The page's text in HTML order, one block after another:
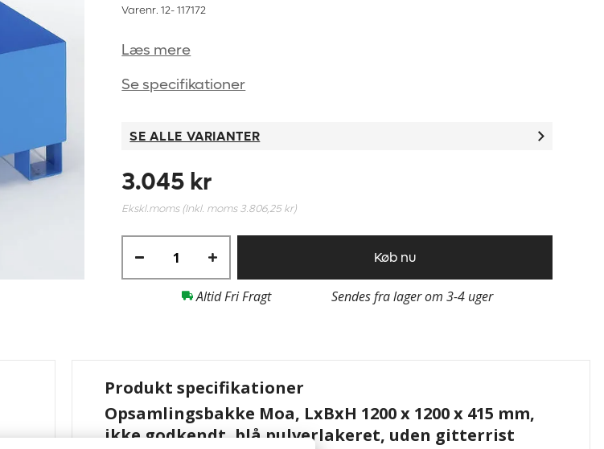
Varenr. 12-117172
Læs mere
Se specifikationer
SE ALLE VARIANTER
3.045 kr
Ekskl.moms (Inkl. moms3.806,25 kr)
Køb nu
Altid Fri Fragt Sendes fra lager om 3-4 uger
Produkt specifikationer
Opsamlingsbakke Moa, LxBxH 1200 x 1200 x 415 mm,
ikke godkendt, blå pulverlakeret, uden gitterrist